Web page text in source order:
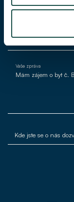
Váš e-mail*
Vaše zpráva